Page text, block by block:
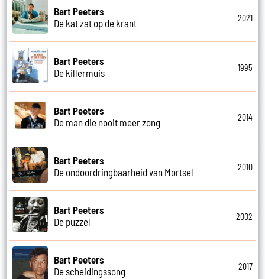
Bart Peeters
De kat zat op de krant
2021
Bart Peeters
De killermuis
1995
Bart Peeters
De man die nooit meer zong
2014
Bart Peeters
De ondoordringbaarheid van Mortsel
2010
Bart Peeters
De puzzel
2002
Bart Peeters
De scheidingssong
2017